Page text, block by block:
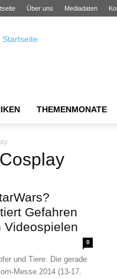
Über uns Mediadaten
THEMENMONATE
Gefahren
Videospielen
0
und Tiere: Die gerade
Messe 2014 (13-17.